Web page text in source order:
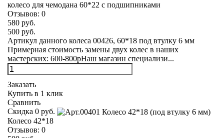
колесо для чемодана 60*22 с подшипниками
Отзывов: 0
580 руб.
500 руб.
Артикул данного колеса 00426, 60*18 под втулку 6 мм
Примерная стоимость замены двух колес в наших
мастерских: 600-800рНаш магазин специализи...
Заказать
Купить в 1 клик
Сравнить
Скидка 0 руб.
Колесо 42*18
Отзывов: 0